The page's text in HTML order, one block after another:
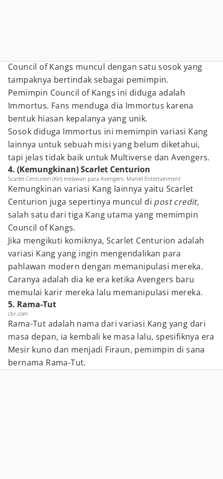
Council of Kangs muncul dengan satu sosok yang
tampaknya bertindak sebagai pemimpin.
Pemimpin Council of Kangs ini diduga adalah
Immortus. Fans menduga dia Immortus karena
bentuk hiasan kepalanya yang unik.
Sosok diduga Immortus ini memimpin variasi Kang
lainnya untuk sebuah misi yang belum diketahui,
tapi jelas tidak baik untuk Multiverse dan Avengers.
4. (Kemungkinan) Scarlet Centurion
Scarlet Centurion (Kiri) melawan para Avengers. Marvel Entertainment
Kemungkinan variasi Kang lainnya yaitu Scarlet
Centurion juga sepertinya muncul di post credit,
salah satu dari tiga Kang utama yang memimpin
Council of Kangs.
Jika mengikuti komiknya, Scarlet Centurion adalah
variasi Kang yang ingin mengendalikan para
pahlawan modern dengan memanipulasi mereka.
Caranya adalah dia ke era ketika Avengers baru
memulai karir mereka lalu memanipulasi mereka.
5. Rama-Tut
cbr.com
Rama-Tut adalah nama dari variasi Kang yang dari
masa depan, ia kembali ke masa lalu, spesifiknya era
Mesir kuno dan menjadi Firaun, pemimpin di sana
bernama Rama-Tut.